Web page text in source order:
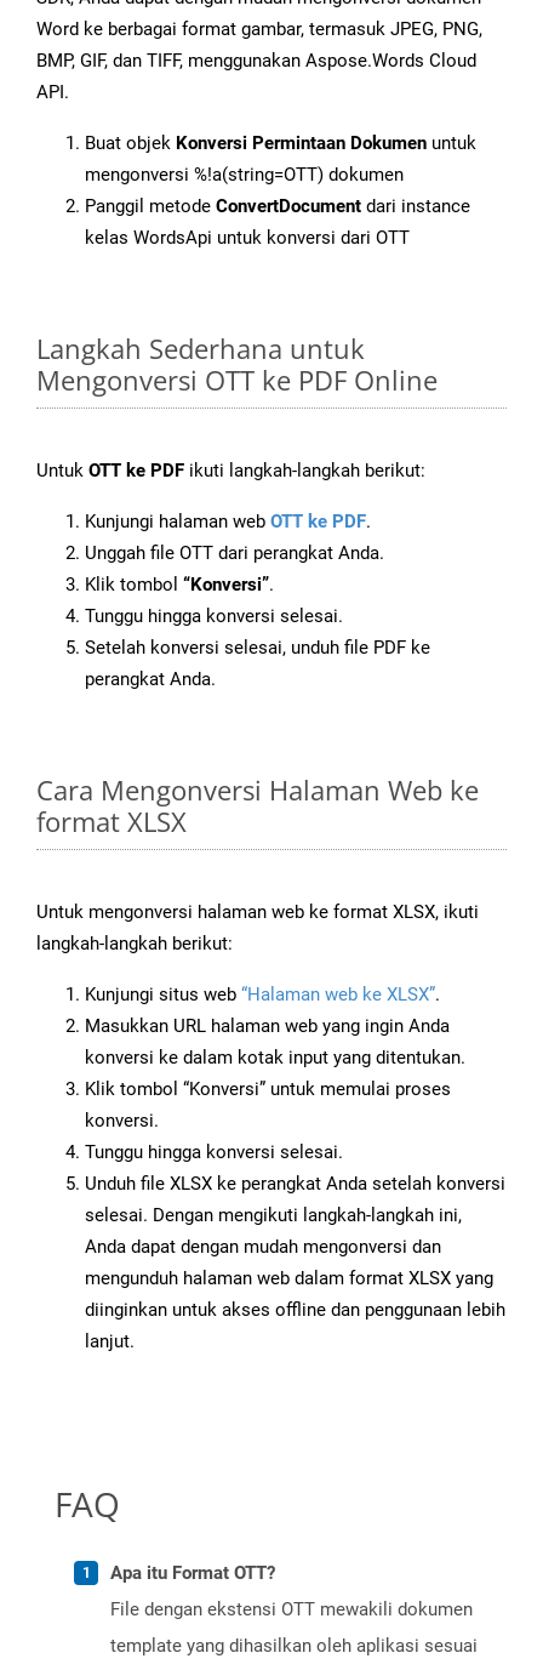
Word ke berbagai format gambar, termasuk JPEG, PNG,
BMP, GIF, dan TIFF, menggunakan Aspose.Words Cloud
API.
Buat objek Konversi Permintaan Dokumen untuk
mengonversi %!a(string=OTT) dokumen
Panggil metode ConvertDocument dari instance
kelas WordsApi untuk konversi dari OTT
Langkah Sederhana untuk
Mengonversi OTT ke PDF Online
Untuk OTT ke PDF ikuti langkah-langkah berikut:
Kunjungi halaman web OTT ke PDF.
Unggah file OTT dari perangkat Anda.
Klik tombol “Konversi”.
Tunggu hingga konversi selesai.
Setelah konversi selesai, unduh file PDF ke
perangkat Anda.
Cara Mengonversi Halaman Web ke
format XLSX
Untuk mengonversi halaman web ke format XLSX, ikuti
langkah-langkah berikut:
Kunjungi situs web “Halaman web ke XLSX”.
Masukkan URL halaman web yang ingin Anda
konversi ke dalam kotak input yang ditentukan.
Klik tombol “Konversi” untuk memulai proses
konversi.
Tunggu hingga konversi selesai.
Unduh file XLSX ke perangkat Anda setelah konversi
selesai. Dengan mengikuti langkah-langkah ini,
Anda dapat dengan mudah mengonversi dan
mengunduh halaman web dalam format XLSX yang
diinginkan untuk akses offline dan penggunaan lebih
lanjut.
FAQ
Apa itu Format OTT?
File dengan ekstensi OTT mewakili dokumen
template yang dihasilkan oleh aplikasi sesuai